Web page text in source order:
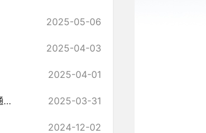
2025-05-06
2025-04-03
2025-04-01
天门市生态环境局关于印发 《天门市2025年度环境监管重点单位名录》 的通知 2025-03-31
2024-12-02